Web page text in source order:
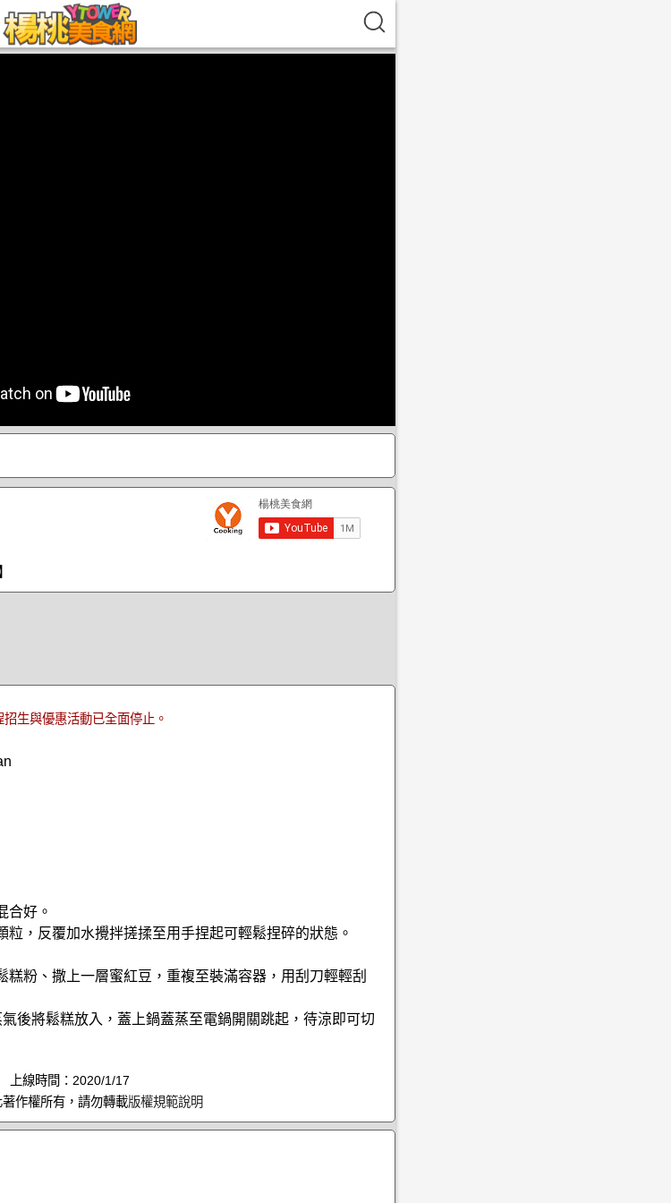
生與優惠活動已全面停止。
合好。
，反覆加水攪拌搓揉至用手捏起可輕鬆捏碎的狀態。
粉、撒上一層蜜紅豆，重複至裝滿容器，用刮刀輕輕刮
後將鬆糕放入，蓋上鍋蓋蒸至電鍋開關跳起，待涼即可切
上線時間：2020/1/17
作權所有，請勿轉載版權規範說明